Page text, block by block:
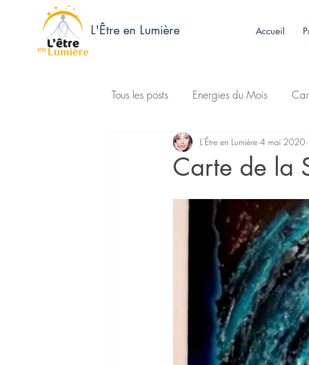
L'Être en Lumière Accueil
Tous les posts Energies du Mois
Carte de la
L'Être en Lumière 4 mai 2020